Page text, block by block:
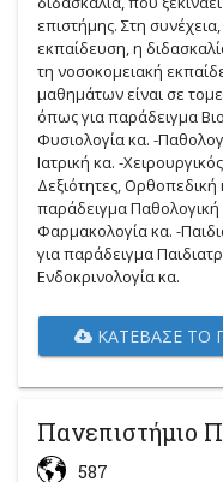
επιστήμης. Στη
εκπαίδευση, η
τη νοσοκομειακή
μαθημάτων είναι σε
όπως για παράδειγμα
Φυσιολογία κα. -
Ιατρική κα. -
Δεξιότητες,
παράδειγμα Παθολογική
Φαρμακολογία κα. -
για παράδειγμα
Ενδοκρινολογία κα.
ΚΑΤΈΒΑΣΕ
Πανεπιστήμιο
587